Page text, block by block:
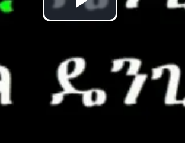
Play
Video